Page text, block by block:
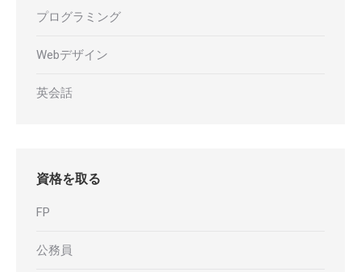
プログラミング
Webデザイン
英会話
資格を取る
FP
公務員